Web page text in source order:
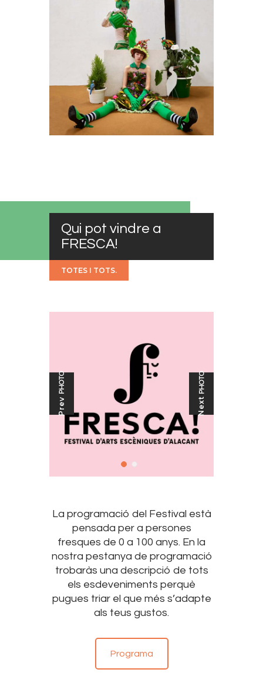
Qui pot vindre a
FRESCA!
TOTES I TOTS.
Prev
PHOTO
Next
PHOTO
La programació del Festival està
pensada per a persones
fresques de 0 a 100 anys. En la
nostra pestanya de programació
trobaràs una descripció de tots
els esdeveniments perquè
pugues triar el que més s’adapte
als teus gustos.
Programa